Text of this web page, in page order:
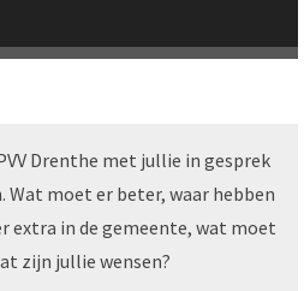
Drenthe met jullie in gesprek
moet er beter, waar hebben
extra in de gemeente, wat moet
zijn jullie wensen?